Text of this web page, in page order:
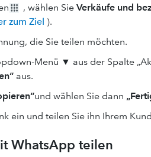
, wählen Sie Verkäufe und
zum Ziel ).
die Sie teilen möchten.
Menü ▼ aus der Spalte
aus.
und wählen Sie dann
ein und teilen Sie ihn Ihrem
WhatsApp teilen